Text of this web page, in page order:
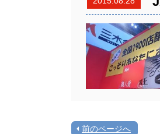
前のページへ